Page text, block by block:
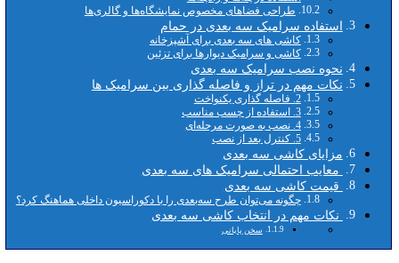
طراحی فضاهای مخصوص نمایشگاه‌ها و گالری‌ها
استفاده سرامیک سه بعدی در حمام
کاشی های سه بعدی برای آشپزخانه
کاشی و سرامیک دیوارها برای تزئین
نحوه نصب سرامیک سه بعدی
نکات مهم در تراز و فاصله گذاری بین سرامیک ها
2. فاصله‌ گذاری یکنواخت
3. استفاده از چسب مناسب
4. نصب به‌ صورت مرحله‌ای
5. کنترل بعد از نصب
مزایای کاشی سه بعدی
معایب احتمالی سرامیک های سه بعدی
قیمت کاشی سه بعدی
چگونه می‌توان طرح سه‌بعدی را با دکوراسیون داخلی هماهنگ کرد؟
نکات مهم در انتخاب کاشی سه بعدی
سخن پایانی